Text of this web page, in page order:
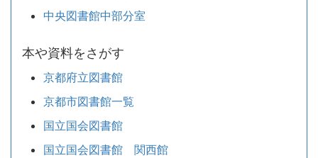
中央図書館中部分室
本や資料をさがす
京都府立図書館
京都市図書館一覧
国立国会図書館
国立国会図書館 関西館